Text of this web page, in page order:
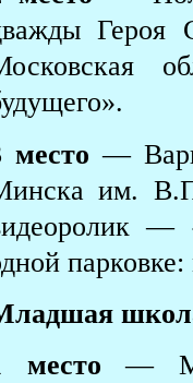
Героя
место —
им.
—
место —